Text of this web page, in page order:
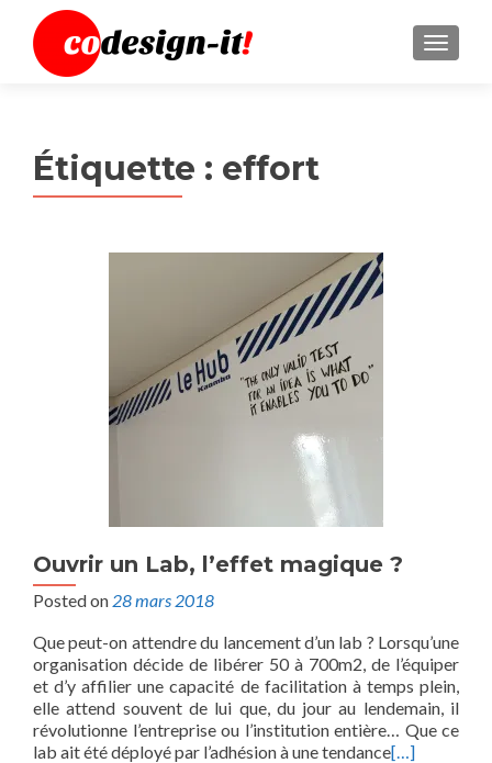
MENU
Étiquette : effort
Ouvrir un Lab, l’effet magique ?
Posted on 28 mars 2018
Que peut-on attendre du lancement d’un lab ? Lorsqu’une
organisation décide de libérer 50 à 700m2, de l’équiper
et d’y affilier une capacité de facilitation à temps plein,
elle attend souvent de lui que, du jour au lendemain, il
révolutionne l’entreprise ou l’institution entière… Que ce
lab ait été déployé par l’adhésion à une tendance[…]